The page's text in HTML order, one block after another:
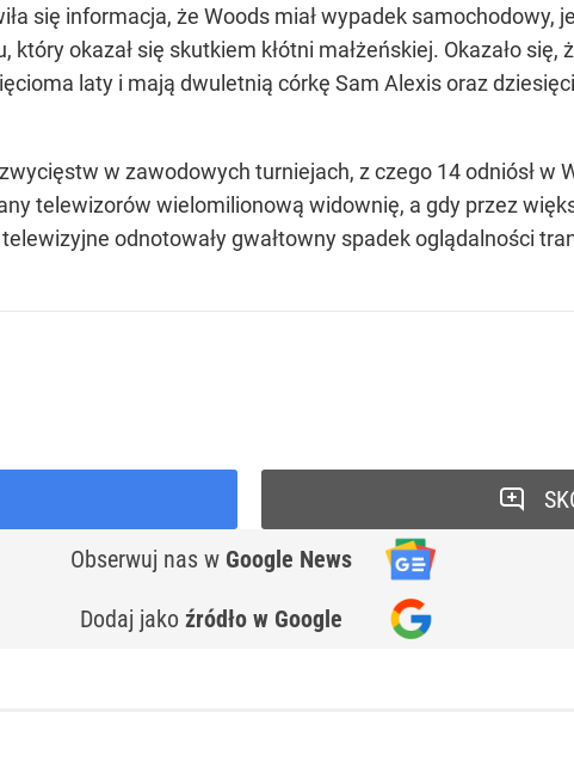
się informacja, że Woods miał wypadek samochodowy,
który okazał się skutkiem kłótni małżeńskiej. Okazało
laty i mają dwuletnią córkę Sam Alexis oraz
w zawodowych turniejach, z czego 14 odniósł w
telewizorów wielomilionową widownię, a gdy przez
odnotowały gwałtowny spadek oglądalności
Obserwuj nas w Google News
Dodaj jako źródło w Google